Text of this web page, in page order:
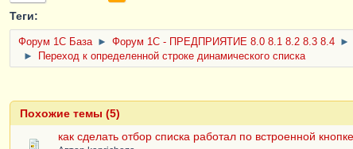
Теги:
Форум 1C База ► Форум 1С - ПРЕДПРИЯТИЕ 8.0 8.1 8.2 8.3 8.4 ►
►
Переход к определенной строке динамического списка
Похожие темы (5)
как сделать отбор списка работал по встроенной